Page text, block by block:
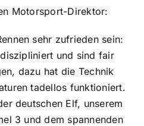
Motorsport-Direktor:
sehr zufrieden sein:
und sind fair
dazu hat die Technik
tadellos funktioniert.
deutschen Elf, unserem
3 und dem spannenden